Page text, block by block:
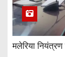
मलेरिया